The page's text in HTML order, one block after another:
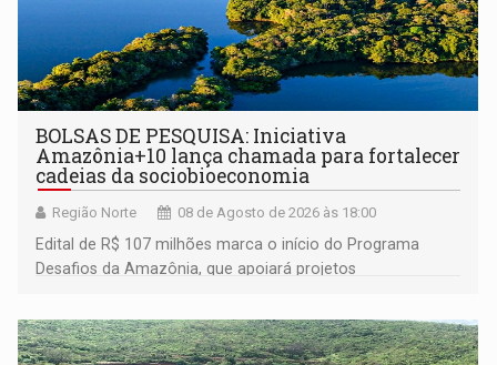
BOLSAS DE PESQUISA: Iniciativa
Amazônia+10 lança chamada para fortalecer
cadeias da sociobioeconomia
Região Norte 08 de Agosto de 2026 às 18:00
Edital de R$ 107 milhões marca o início do Programa
Desafios da Amazônia, que apoiará projetos
submissão de pré-propostas poderá ser feita até 1º de
setembro